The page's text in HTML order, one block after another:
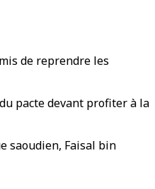
de reprendre les
pacte devant profiter à la
saoudien, Faisal bin